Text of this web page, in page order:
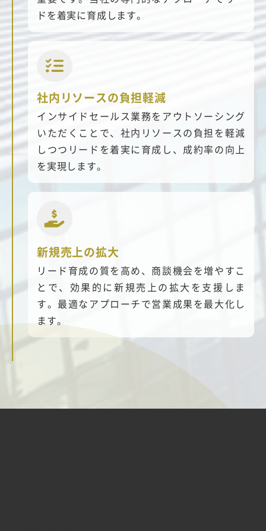
ドを着実に育成します。
社内リソースの負担軽減
インサイドセールス業務をアウトソーシング
いただくことで、社内リソースの負担を軽減
しつつリードを着実に育成し、成約率の向上
を実現します。
新規売上の拡大
リード育成の質を高め、商談機会を増やすこ
とで、効果的に新規売上の拡大を支援しま
す。最適なアプローチで営業成果を最大化し
ます。